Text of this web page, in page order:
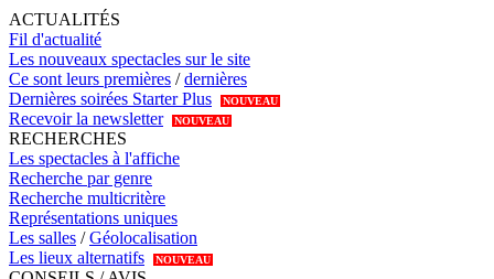
ACTUALITÉS
Fil d'actualité
Les nouveaux spectacles sur le site
Ce sont leurs premières /dernières
Dernières soirées Starter Plus
NOUVEAU
Recevoir la newsletter NOUVEAU
RECHERCHES
Les spectacles à l'affiche
Recherche par genre
Recherche multicritère
Représentations uniques
Les salles /Géolocalisation
Les lieux alternatifs
NOUVEAU